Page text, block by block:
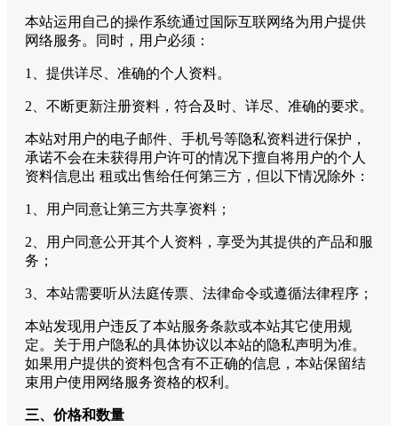
本站运用自己的操作系统通过国际互联网络为用户提供
网络服务。同时，用户必须：
1、提供详尽、准确的个人资料。
2、不断更新注册资料，符合及时、详尽、准确的要求。
本站对用户的电子邮件、手机号等隐私资料进行保护，
承诺不会在未获得用户许可的情况下擅自将用户的个人
资料信息出 租或出售给任何第三方，但以下情况除外：
1、用户同意让第三方共享资料；
2、用户同意公开其个人资料，享受为其提供的产品和服
务；
3、本站需要听从法庭传票、法律命令或遵循法律程序；
本站发现用户违反了本站服务条款或本站其它使用规
定。关于用户隐私的具体协议以本站的隐私声明为准。
如果用户提供的资料包含有不正确的信息，本站保留结
束用户使用网络服务资格的权利。
三、价格和数量